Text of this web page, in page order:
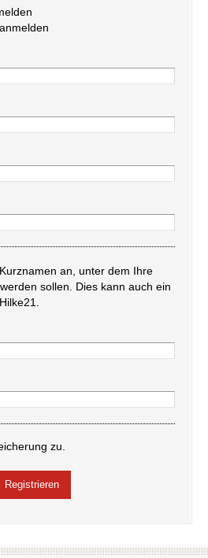
an, unter dem Ihre
sollen. Dies kann auch ein
zu.